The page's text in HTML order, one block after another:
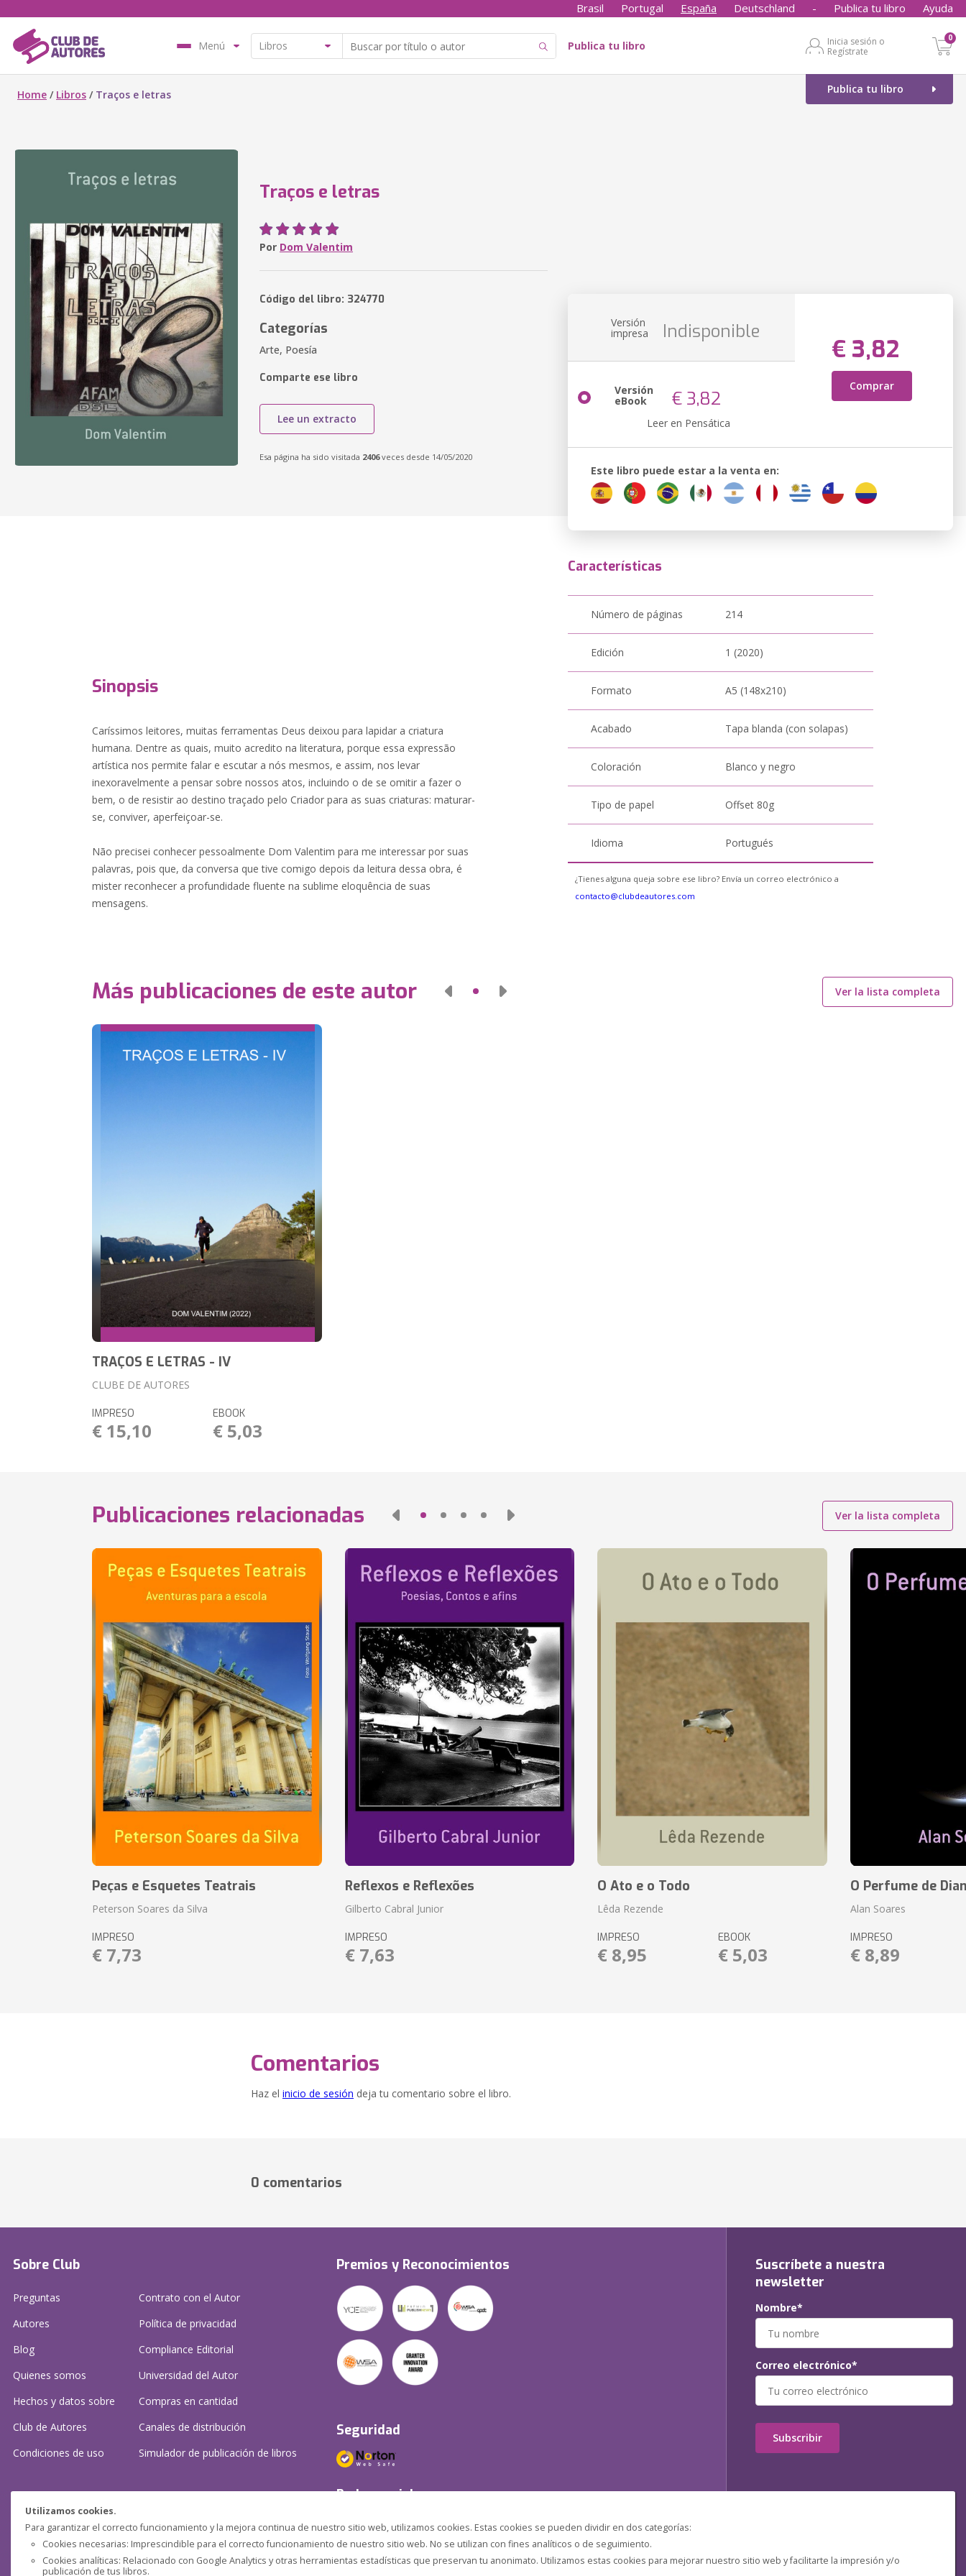
Utilizamos cookies.
Para garantizar el correcto funcionamiento y la mejora continua de nuestro sitio web, utilizamos cookies. Estas cookies se pueden dividir en dos categorías:
Cookies necesarias: Imprescindible para el correcto funcionamiento de nuestro sitio web. No se utilizan con fines analíticos o de seguimiento.
Cookies analíticas: Relacionado con Google Analytics y otras herramientas estadísticas que preservan tu anonimato. Utilizamos estas cookies para mejorar nuestro sitio web y facilitarte la impresión y/o
publicación de tus libros.
Brasil Portugal España Deutschland - Publica tu libro Ayuda
Menú Publica tu libro
Inicia sesión o
Regístrate
0
Publica tu libro
Home / Libros / Traços e letras
Traços e letras
Por Dom Valentim
Código del libro: 324770
Categorías
Arte, Poesía
Comparte ese libro
Lee un extracto
Esa página ha sido visitada 2406veces desde 14/05/2020
Versión
impresa Indisponible
€ 3,82
Comprar
Versión
eBook € 3,82
Leer en Pensática
Este libro puede estar a la venta en:
Sinopsis
Caríssimos leitores, muitas ferramentas Deus deixou para lapidar a criatura
humana. Dentre as quais, muito acredito na literatura, porque essa expressão
artística nos permite falar e escutar a nós mesmos, e assim, nos levar
inexoravelmente a pensar sobre nossos atos, incluindo o de se omitir a fazer o
bem, o de resistir ao destino traçado pelo Criador para as suas criaturas: maturar-
se, conviver, aperfeiçoar-se.
Não precisei conhecer pessoalmente Dom Valentim para me interessar por suas
palavras, pois que, da conversa que tive comigo depois da leitura dessa obra, é
mister reconhecer a profundidade fluente na sublime eloquência de suas
mensagens.
Características
Número de páginas 214
Edición 1 (2020)
Formato A5 (148x210)
Acabado Tapa blanda (con solapas)
Coloración Blanco y negro
Tipo de papel Offset 80g
Idioma Portugués
¿Tienes alguna queja sobre ese libro? Envía un correo electrónico a
contacto@clubdeautores.com
Más publicaciones de este autor Ver la lista completa
TRAÇOS E LETRAS - IV
CLUBE DE AUTORES
IMPRESO
€ 15,10
EBOOK
€ 5,03
Publicaciones relacionadas Ver la lista completa
Peças e Esquetes Teatrais
Peterson Soares da Silva
IMPRESO
€ 7,73
Reflexos e Reflexões
Gilberto Cabral Junior
IMPRESO
€ 7,63
O Ato e o Todo
Lêda Rezende
IMPRESO
€ 8,95
EBOOK
€ 5,03
O Perfume de
Alan Soares
IMPRESO
€ 8,89
Comentarios
Haz el inicio de sesión deja tu comentario sobre el libro.
0 comentarios
Sobre Club
Preguntas
Autores
Blog
Quienes somos
Hechos y datos sobre
Club de Autores
Condiciones de uso
Contrato con el Autor
Política de privacidad
Compliance Editorial
Universidad del Autor
Compras en cantidad
Canales de distribución
Simulador de publicación de libros
¿Necesitas ayuda?
Preguntas frecuentes
Contacta con nosotros: (contacto@clubdeautores.com )
Premios y Reconocimientos
Seguridad
Redes sociales
Suscríbete a nuestra
newsletter
Nombre*
Correo electrónico*
Subscribir